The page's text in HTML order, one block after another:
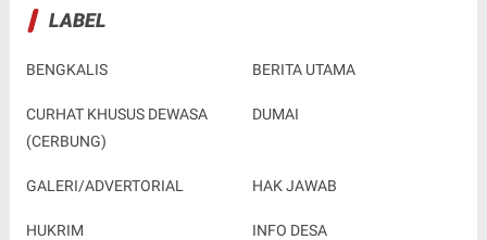
LABEL
BENGKALIS BERITA UTAMA
CURHAT KHUSUS DEWASA
(CERBUNG)
DUMAI
GALERI/ADVERTORIAL HAK JAWAB
HUKRIM INFO DESA